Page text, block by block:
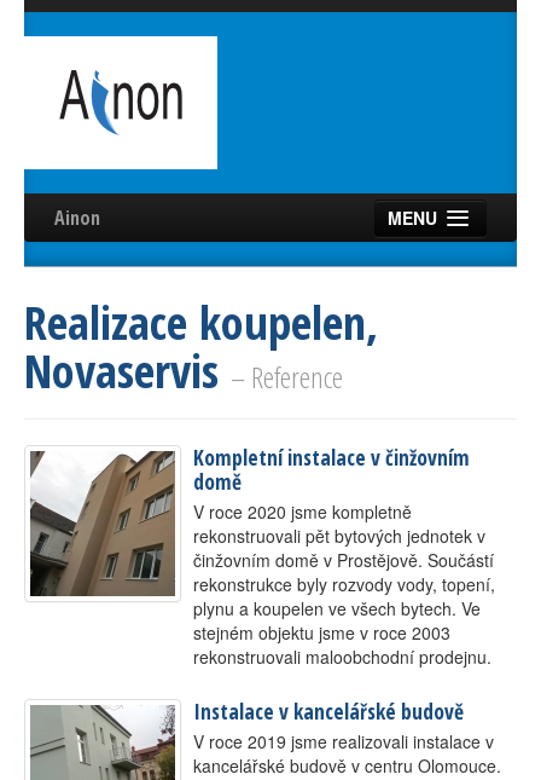
Ainon MENU
Úvod
Služby
Reference
Certifikáty
Partneři
Kontakt
Realizace koupelen,
Novaservis – Reference
Kompletní instalace v činžovním
domě
V roce 2020 jsme kompletně
rekonstruovali pět bytových jednotek v
činžovním domě v Prostějově. Součástí
rekonstrukce byly rozvody vody, topení,
plynu a koupelen ve všech bytech. Ve
stejném objektu jsme v roce 2003
rekonstruovali maloobchodní prodejnu.
Instalace v kancelářské budově
V roce 2019 jsme realizovali instalace v
kancelářské budově v centru Olomouce.